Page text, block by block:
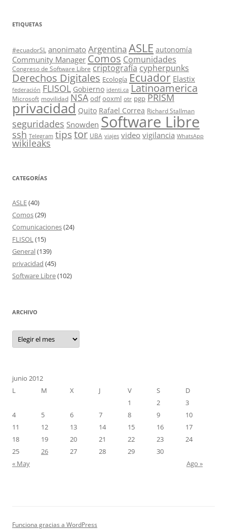
ETIQUETAS
#ecuadorSL anonimato Argentina ASLE autonomía
Community Manager Comos Comunidades
Congreso de Software Libre criptografía cypherpunks
Derechos Digitales Ecología Ecuador Elastix
federación FLISOL Gobierno identi.ca Latinoamerica
Microsoft movilidad NSA odf ooxml otr pgp PRISM
privacidad Quito Rafael Correa Richard Stallman
seguridades Snowden Software Libre
ssh Telegram tips tor UBA viajes video vigilancia WhatsApp
wikileaks
CATEGORÍAS
ASLE(40)
Comos(29)
Comunicaciones(24)
FLISOL(15)
General(139)
privacidad (45)
Software Libre(102)
ARCHIVO
Archivo
junio 2012
L
M X J V S
D
1
2
3
4
5 6 7 8 9
10
11
12 13 14 15 16
17
18
19 20 21 22 23
24
25
26 27 28 29
30
« May
Ago »
Funciona gracias a WordPress